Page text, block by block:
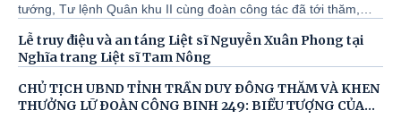
tướng, Tư lệnh Quân khu II cùng đoàn công tác đã tới thăm,
và làm việc với đoàn có đồng chí Quách Hải Lý - Bí thư Đảng
ủy, Chủ tịch HĐND xã; đồng chí Đỗ Hùng Sơn - PBT Đảng ủy,
trực Đảng ủy; các đồng chí trong BTV Đảng ủy; Thường trực
HĐND, lãnh đạo UBND; lãnh đạo UBMTTQ và các tổ chức chính
Lễ truy điệu và an táng Liệt sĩ Nguyễn Xuân Phong tại
Nghĩa trang Liệt sĩ Tam Nông
CHỦ TỊCH UBND TỈNH TRẦN DUY ĐÔNG THĂM VÀ KHEN
THƯỞNG LỮ ĐOÀN CÔNG BINH 249: BIỂU TƯỢNG CỦA